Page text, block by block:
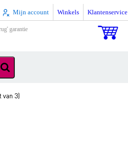
Mijn account Winkels Klantenservice
garantie
3)